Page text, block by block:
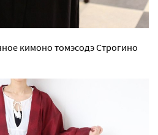
кимоно томэсодэ Строгино